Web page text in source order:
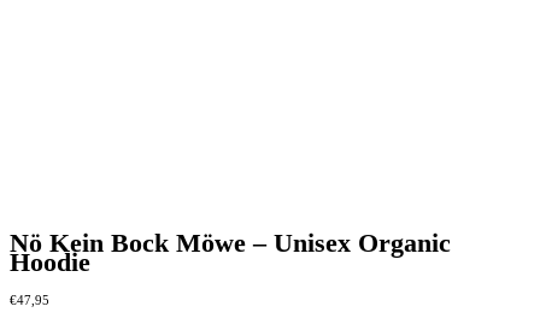
Nö Kein Bock Möwe – Unisex Organic
Hoodie
€47,95